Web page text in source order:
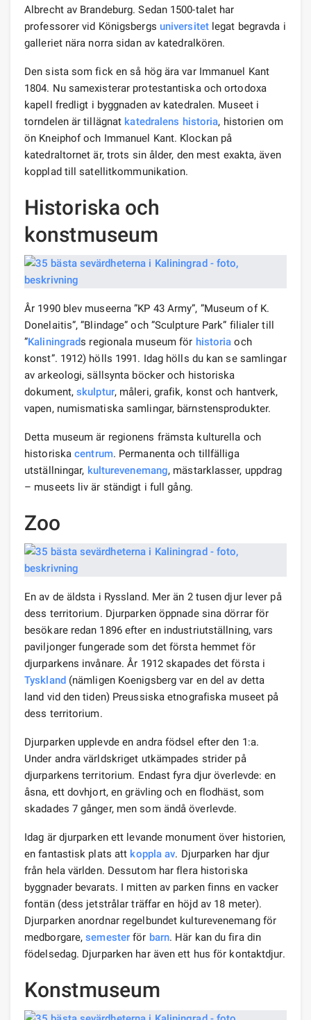
Albrecht av Brandeburg. Sedan 1500-talet har
professorer vid Königsbergs universitetlegat begravda i
galleriet nära norra sidan av katedralkören.
Den sista som fick en så hög ära var Immanuel Kant
1804. Nu samexisterar protestantiska och ortodoxa
kapell fredligt i byggnaden av katedralen. Museet i
torndelen är tillägnat katedralens historia, historien om
ön Kneiphof och Immanuel Kant. Klockan på
katedraltornet är, trots sin ålder, den mest exakta, även
kopplad till satellitkommunikation.
Historiska och
konstmuseum
År 1990 blev museerna ”KP 43 Army”, ”Museum of K.
Donelaitis”, ”Blindage” och ”Sculpture Park” filialer till
”Kaliningrads regionala museum för historia och
konst”. 1912) hölls 1991. Idag hölls du kan se samlingar
av arkeologi, sällsynta böcker och historiska
dokument, skulptur, måleri, grafik, konst och hantverk,
vapen, numismatiska samlingar, bärnstensprodukter.
Detta museum är regionens främsta kulturella och
historiskacentrum. Permanenta och tillfälliga
utställningar, kulturevenemang, mästarklasser, uppdrag
– museets liv är ständigt i full gång.
Zoo
En av de äldsta i Ryssland. Mer än 2 tusen djur lever på
dess territorium. Djurparken öppnade sina dörrar för
besökare redan 1896 efter en industriutställning, vars
paviljonger fungerade som det första hemmet för
djurparkens invånare. År 1912 skapades det första i
Tyskland(nämligen Koenigsberg var en del av detta
land vid den tiden) Preussiska etnografiska museet på
dess territorium.
Djurparken upplevde en andra födsel efter den 1:a.
Under andra världskriget utkämpades strider på
djurparkens territorium. Endast fyra djur överlevde: en
åsna, ett dovhjort, en grävling och en flodhäst, som
skadades 7 gånger, men som ändå överlevde.
Idag är djurparken ett levande monument över historien,
en fantastisk plats att koppla av. Djurparken har djur
från hela världen. Dessutom har flera historiska
byggnader bevarats. I mitten av parken finns en vacker
fontän (dess jetstrålar träffar en höjd av 18 meter).
Djurparken anordnar regelbundet kulturevenemang för
medborgare,semester för barn. Här kan du fira din
födelsedag. Djurparken har även ett hus för kontaktdjur.
Konstmuseum